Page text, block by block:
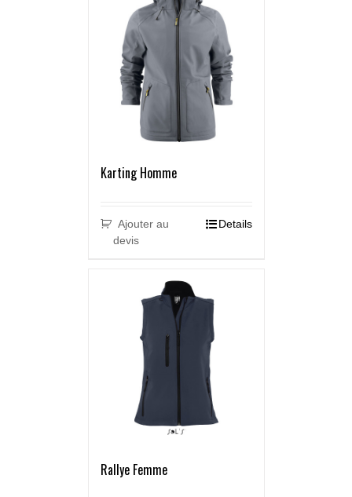
Karting Homme
Ajouter au
devis
Details
Rallye Femme